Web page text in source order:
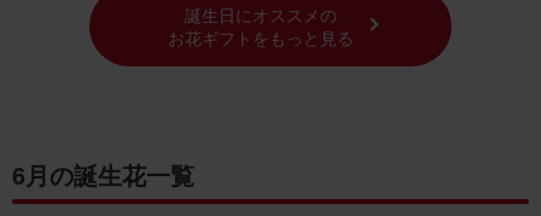
誕生日にオススメの
お花ギフトをもっと見る
6月の誕生花一覧